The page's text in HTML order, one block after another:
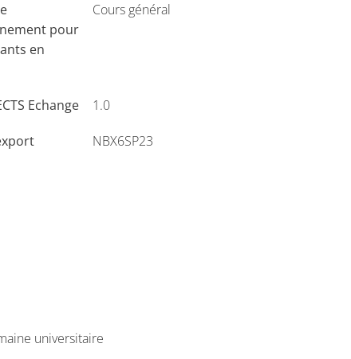
pour
en
Cours général
Echange 1.0
NBX6SP23
universitaire